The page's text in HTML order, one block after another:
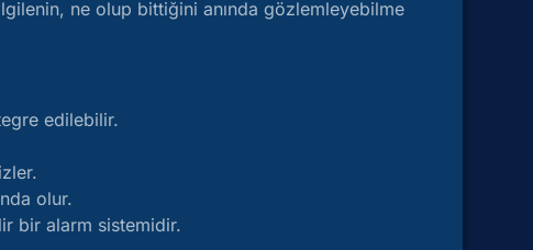
ne olup bittiğini anında gözlemleyebilme
edilebilir.
olur.
bir alarm sistemidir.